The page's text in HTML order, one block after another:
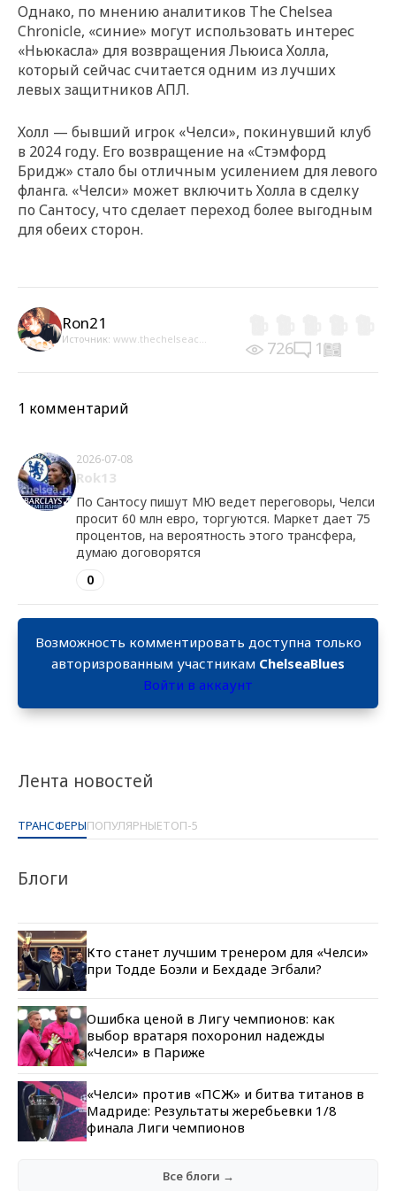
Лента новостей
ТРАНСФЕРЫПОПУЛЯРНЫЕТОП-5
Блоги
Кто станет лучшим тренером для «Челси»
при Тодде Боэли и Бехдаде Эгбали?
Ошибка ценой в Лигу чемпионов: как
выбор вратаря похоронил надежды
«Челси» в Париже
«Челси» против «ПСЖ» и битва титанов в
Мадриде: Результаты жеребьевки 1/8
финала Лиги чемпионов
Все блоги →
Однако, по мнению аналитиков The Chelsea
Chronicle, «синие» могут использовать интерес
«Ньюкасла» для возвращения Льюиса Холла,
который сейчас считается одним из лучших
левых защитников АПЛ.
Холл — бывший игрок «Челси», покинувший клуб
в 2024 году. Его возвращение на «Стэмфорд
Бридж» стало бы отличным усилением для левого
фланга. «Челси» может включить Холла в сделку
по Сантосу, что сделает переход более выгодным
для обеих сторон.
Ron21
Источник: www.thechelseac... 726 1
1 комментарий
2026-07-08
Rok13
По Сантосу пишут МЮ ведет переговоры, Челси
просит 60 млн евро, торгуются. Маркет дает 75
процентов, на вероятность этого трансфера,
думаю договорятся
0
Возможность комментировать доступна только
авторизрованным участникам ChelseaBlues
Войти в аккаунт